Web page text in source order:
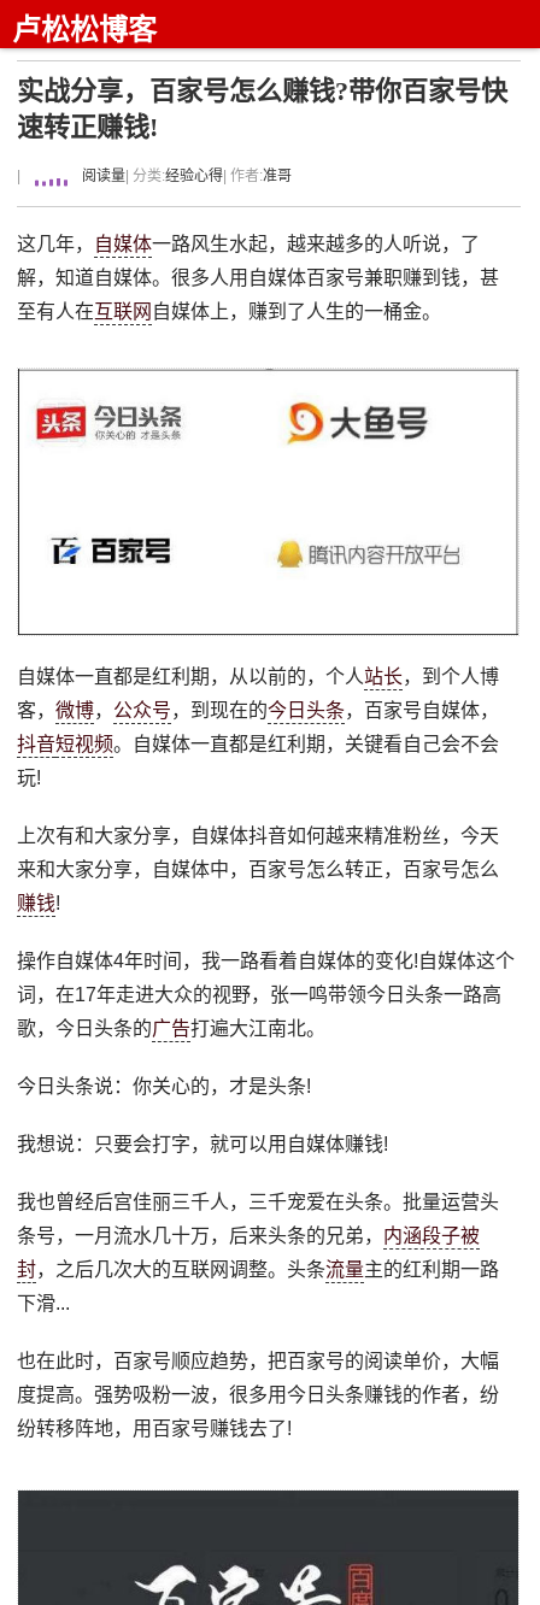
卢松松博客
实战分享，百家号怎么赚钱?带你百家号快
速转正赚钱!
阅读量 | 分类:经验心得 | 作者:准哥
这几年， 自媒体一路风生水起，越来越多的人听说，了
解，知道自媒体。很多人用自媒体百家号兼职赚到钱，甚
至有人在互联网 自媒体上，赚到了人生的一桶金。
自媒体一直都是红利期，从以前的，个人站长，到个人博
客，微博， 公众号，到现在的今日头条，百家号自媒体，
抖音短视频。自媒体一直都是红利期，关键看自己会不会
玩!
上次有和大家分享，自媒体抖音如何越来精准粉丝，今天
来和大家分享，自媒体中，百家号怎么转正，百家号怎么
赚钱!
操作自媒体4年时间，我一路看着自媒体的变化!自媒体这个
词，在17年走进大众的视野，张一鸣带领今日头条一路高
歌，今日头条的广告打遍大江南北。
今日头条说：你关心的，才是头条!
我想说：只要会打字，就可以用自媒体赚钱!
我也曾经后宫佳丽三千人，三千宠爱在头条。批量运营头
条号，一月流水几十万，后来头条的兄弟， 内涵段子被
封，之后几次大的互联网调整。头条流量主的红利期一路
下滑...
也在此时，百家号顺应趋势，把百家号的阅读单价，大幅
度提高。强势吸粉一波，很多用今日头条赚钱的作者，纷
纷转移阵地，用百家号赚钱去了!